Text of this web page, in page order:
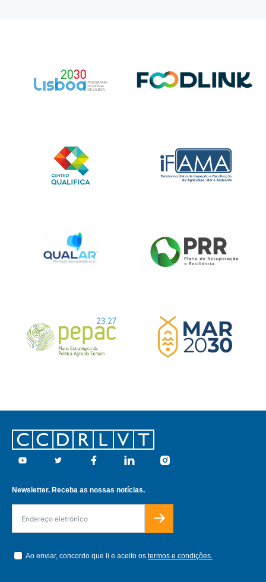
Footer
Youtube Twitter Facebook Linkedin Instagram
Newsletter. Receba as nossas notícias.
Ao enviar, concordo que li e aceito os termos e condições.